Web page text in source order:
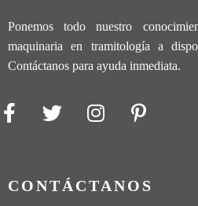
Ponemos todo nuestro
maquinaria en tramitología a
Contáctanos para ayuda inmediata.
CONTÁCTANOS